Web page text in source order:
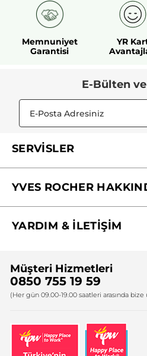
şampuan sayesinde, Güzel
var tavsiye ederim.
Yardımcı oldu mu? Evet ·3
Memnuniyet
Garantisi
YR
E-Bülten
SERVİSLER
YVES ROCHER
Yves Rocher Vakfı
YARDIM & İLETİŞİM
Bize Ulaşın
Firma Bilgileri
Müşteri Hizmetleri
0850 755 19 59
(Her gün 09.00-19.00 saatleri arasında bize